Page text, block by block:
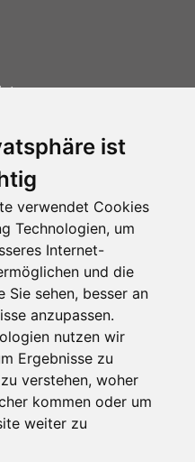
ist
verwendet Cookies
Technologien, um
Internet-
und die
Sie sehen, besser an
anzupassen.
nutzen wir
Ergebnisse zu
verstehen, woher
kommen oder um
weiter zu
die Anerkennung
6